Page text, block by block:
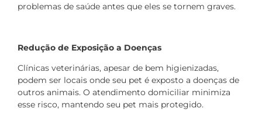
problemas de saúde antes que eles se tornem graves.
Redução de Exposição a Doenças
Clínicas veterinárias, apesar de bem higienizadas,
podem ser locais onde seu pet é exposto a doenças de
outros animais. O atendimento domiciliar minimiza
esse risco, mantendo seu pet mais protegido.